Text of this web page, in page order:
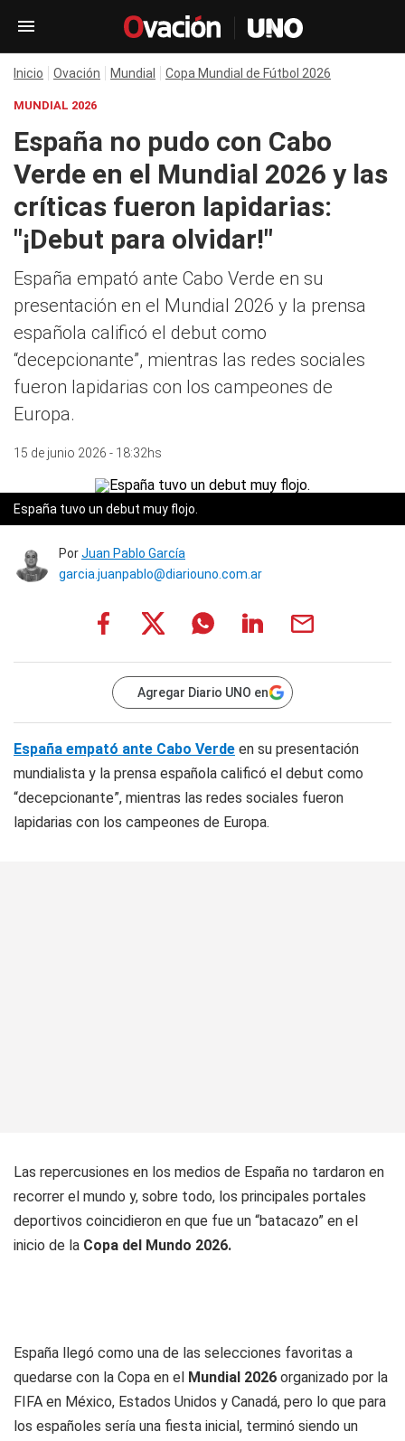
Inicio Ovación Mundial Copa Mundial de Fútbol 2026
MUNDIAL 2026
España no pudo con Cabo
Verde en el Mundial 2026 y las
críticas fueron lapidarias:
"¡Debut para olvidar!"
España empató ante Cabo Verde en su
presentación en el Mundial 2026 y la prensa
española calificó el debut como
“decepcionante”, mientras las redes sociales
fueron lapidarias con los campeones de
Europa.
15 de junio 2026 - 18:32hs
España tuvo un debut muy flojo.
PorJuan Pablo García
garcia.juanpablo@diariouno.com.ar
Agregar Diario UNO en
España empató ante Cabo Verde en su presentación
mundialista y la prensa española calificó el debut como
“decepcionante”, mientras las redes sociales fueron
lapidarias con los campeones de Europa.
Las repercusiones en los medios de España no tardaron en
recorrer el mundo y, sobre todo, los principales portales
deportivos coincidieron en que fue un “batacazo” en el
inicio de la Copa del Mundo 2026.
España llegó como una de las selecciones favoritas a
quedarse con la Copa en el Mundial 2026 organizado por la
FIFA en México, Estados Unidos y Canadá, pero lo que para
los españoles sería una fiesta inicial, terminó siendo un